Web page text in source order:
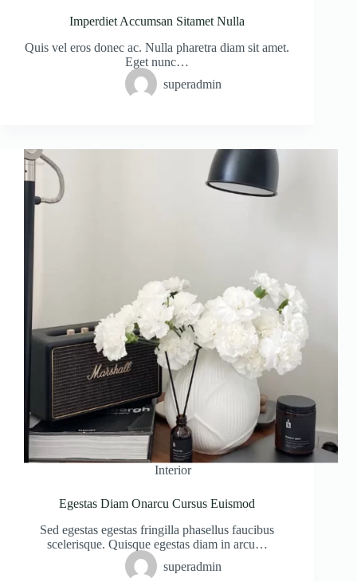
Imperdiet Accumsan Sitamet Nulla
Quis vel eros donec ac. Nulla pharetra diam sit amet.
Eget nunc…
superadmin
Interior
Egestas Diam Onarcu Cursus Euismod
Sed egestas egestas fringilla phasellus faucibus
scelerisque. Quisque egestas diam in arcu…
superadmin